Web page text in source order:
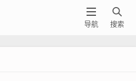

搜索

导航